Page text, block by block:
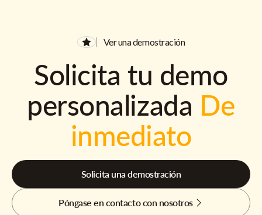
Ver una demostración
Solicita tu demo
personalizada De
inmediato
Solicita una demostración
Póngase en contacto con nosotros